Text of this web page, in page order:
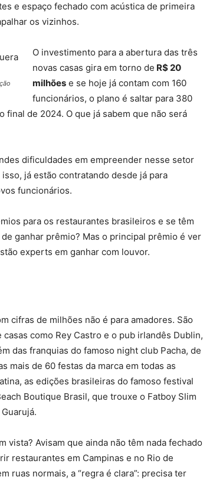
e espaço fechado com acústica de primeira
os vizinhos.
O investimento para a abertura das três
novas casas gira em torno de R$ 20
milhões e se hoje já contam com 160
funcionários, o plano é saltar para 380
de 2024. O que já sabem que não será
dificuldades em empreender nesse setor
já estão contratando desde já para
funcionários.
para os restaurantes brasileiros e se têm
ganhar prêmio? Mas o principal prêmio é ver
experts em ganhar com louvor.
cifras de milhões não é para amadores. São
como Rey Castro e o pub irlandês Dublin,
das franquias do famoso night club Pacha, de
mais de 60 festas da marca em todas as
as edições brasileiras do famoso festival
Boutique Brasil, que trouxe o Fatboy Slim
Avisam que ainda não têm nada fechado
restaurantes em Campinas e no Rio de
ruas normais, a “regra é clara”: precisa ter